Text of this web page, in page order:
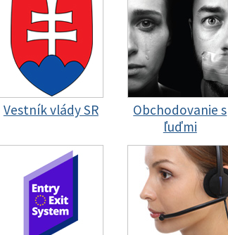
Vestník vlády SR
Obchodovanie s
ľuďmi